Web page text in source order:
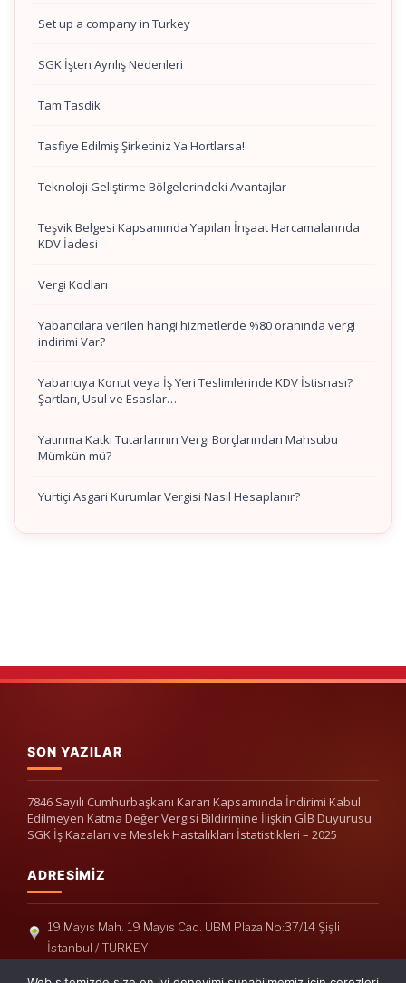
Set up a company in Turkey
SGK İşten Ayrılış Nedenleri
Tam Tasdik
Tasfiye Edilmiş Şirketiniz Ya Hortlarsa!
Teknoloji Geliştirme Bölgelerindeki Avantajlar
Teşvik Belgesi Kapsamında Yapılan İnşaat Harcamalarında
KDV İadesi
Vergi Kodları
Yabancılara verilen hangi hizmetlerde %80 oranında vergi
indirimi Var?
Yabancıya Konut veya İş Yeri Teslimlerinde KDV İstisnası?
Şartları, Usul ve Esaslar…
Yatırıma Katkı Tutarlarının Vergi Borçlarından Mahsubu
Mümkün mü?
Yurtiçi Asgari Kurumlar Vergisi Nasıl Hesaplanır?
SON YAZILAR
7846 Sayılı Cumhurbaşkanı Kararı Kapsamında İndirimi Kabul
Edilmeyen Katma Değer Vergisi Bildirimine İlişkin GİB Duyurusu
SGK İş Kazaları ve Meslek Hastalıkları İstatistikleri – 2025
ADRESIMIZ
19 Mayıs Mah. 19 Mayıs Cad. UBM Plaza No:37/14 Şişli
İstanbul / TURKEY
Telefon: +90(212) 240 33 39